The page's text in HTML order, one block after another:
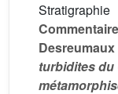
Stratigraphie
turbidites du